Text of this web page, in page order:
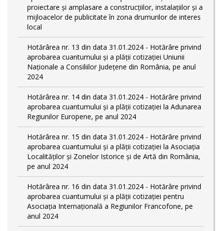
proiectare şi amplasare a construcţiilor, instalaţiilor şi a
mijloacelor de publicitate în zona drumurilor de interes
local
Hotărârea nr. 13 din data 31.01.2024 - Hotărâre privind
aprobarea cuantumului și a plății cotizației Uniunii
Naționale a Consiliilor Județene din România, pe anul
2024
Hotărârea nr. 14 din data 31.01.2024 - Hotărâre privind
aprobarea cuantumului și a plății cotizației la Adunarea
Regiunilor Europene, pe anul 2024
Hotărârea nr. 15 din data 31.01.2024 - Hotărâre privind
aprobarea cuantumului și a plății cotizației la Asociația
Localităților și Zonelor Istorice și de Artă din România,
pe anul 2024
Hotărârea nr. 16 din data 31.01.2024 - Hotărâre privind
aprobarea cuantumului și a plății cotizației pentru
Asociația Internațională a Regiunilor Francofone, pe
anul 2024